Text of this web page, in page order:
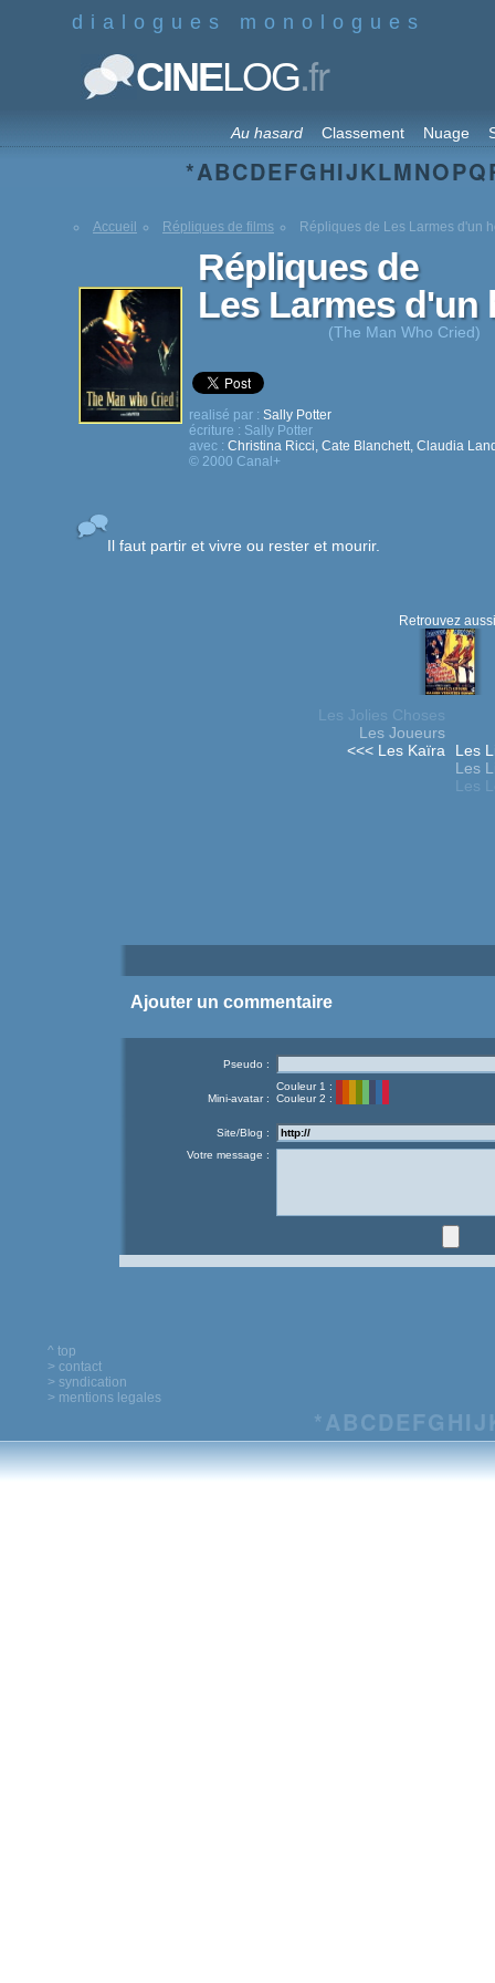
dialogues monologues
CINELOG.fr
Au hasard Classement Nuage
*ABCDEFGHIJKLMNOPQ
Accueil Répliques de films Répliques de Les Larmes d'un
Répliques de
Les Larmes d'un
(The Man Who Cried)
realisé par : Sally Potter
écriture : Sally Potter
avec : Christina Ricci, Cate Blanchett, Claudia
© 2000 Canal+
Il faut partir et vivre ou rester et mourir.
Retrouvez
Les Jolies Choses
Les Joueurs
<<< Les Kaïra
Les
Les
Les
Ajouter un commentaire
Pseudo :
Mini-avatar :
Couleur 1 :
Couleur 2 :
Site/Blog :
Votre message :
^ top
> contact
> syndication
> mentions legales
*ABCDEFG HIJ